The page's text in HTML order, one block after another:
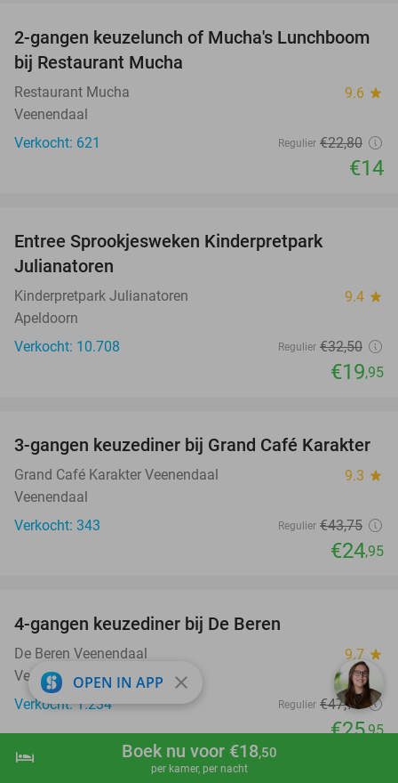
shopping_cart Boek nu
hotel Boek nu voor €18,50
per kamer, per nacht
39%
2-gangen keuzelunch of Mucha's Lunchboom
bij Restaurant Mucha
Restaurant Mucha 9.6 star
Veenendaal
Verkocht: 621
Regulier €22,80
€14
Entree Sprookjesweken Kinderpretpark
Julianatoren
Kinderpretpark Julianatoren 9.4 star
Apeldoorn
Verkocht: 10.708
Regulier €32,50
€19,95
43%
3-gangen keuzediner bij Grand Café Karakter
Grand Café Karakter Veenendaal 9.3 star
Veenendaal
Verkocht: 343
Regulier €43,75
€24,95
4-gangen keuzediner bij De Beren
De Beren Veenendaal 9.7 star
Veenendaal
Verkocht: 1.234
Regulier €47,70
€25,95
OPEN IN APP close